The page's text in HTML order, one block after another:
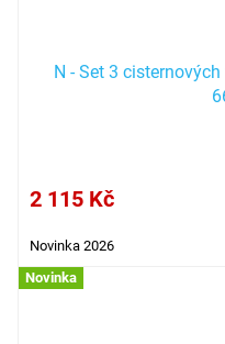
N - Set 3
2 115 Kč
Novinka 2026
Novinka